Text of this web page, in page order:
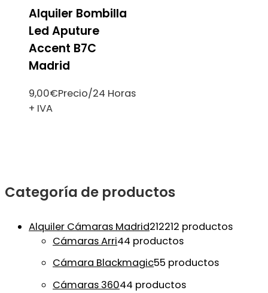
Categoría de productos
Alquiler Cámaras Madrid212212 productos
Cámaras Arri44 productos
Cámara Blackmagic55 productos
Cámaras 36044 productos
Alquiler Bombilla
Led Aputure
Accent B7C
Madrid
9,00€Precio/24 Horas
+ IVA